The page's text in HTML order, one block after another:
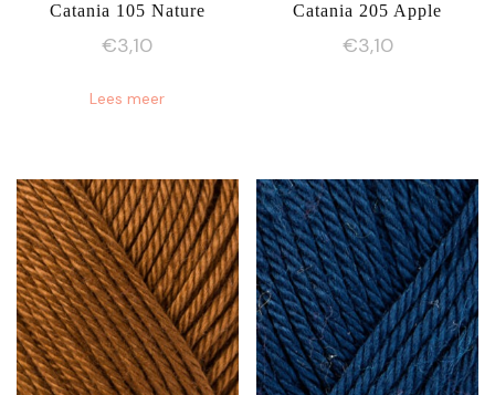
Catania 105 Nature
€3,10
Lees meer
Catania 205 Apple
€3,10